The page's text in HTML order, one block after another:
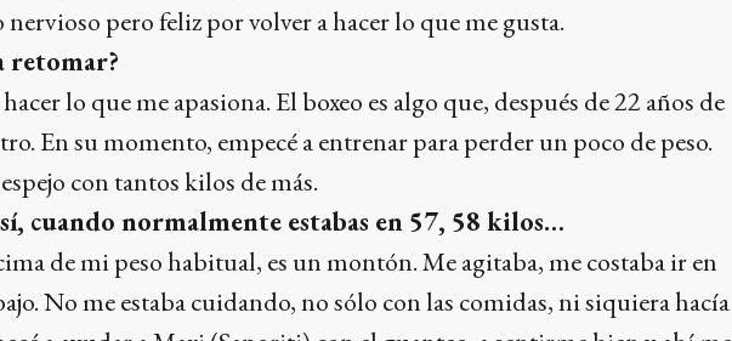
pero feliz por volver a hacer lo que me gusta.
retomar?
lo que me apasiona. El boxeo es algo que, después de 22 años de
En su momento, empecé a entrenar para perder un poco de peso.
con tantos kilos de más.
cuando normalmente estabas en 57, 58 kilos…
de mi peso habitual, es un montón. Me agitaba, me costaba ir en
No me estaba cuidando, no sólo con las comidas, ni siquiera hacía